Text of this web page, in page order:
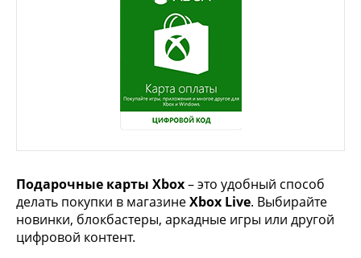
Подарочные карты Xbox– это удобный способ
делать покупки в магазинеXbox Live. Выбирайте
новинки, блокбастеры, аркадные игры или другой
цифровой контент.